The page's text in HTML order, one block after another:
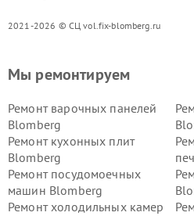
2021-2026 © СЦ vol.fix-blomberg.ru
Мы ремонтируем
Ремонт варочных панелей
Blomberg
Ремонт кухонных плит
Blomberg
Ремонт посудомоечных
машин Blomberg
Ремонт холодильных камер